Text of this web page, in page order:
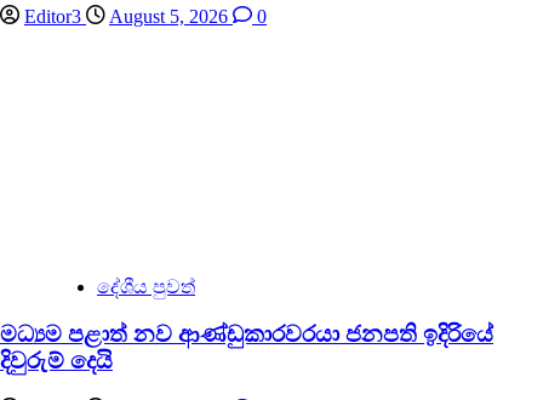
Editor3 August 5, 2026 0
දේශීය පුවත්
මධ්‍යම පළාත් නව ආණ්ඩුකාරවරයා ජනපති ඉදිරියේ
දිවුරුම් දෙයි